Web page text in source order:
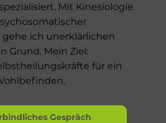
Mit Kinesiologie
ich unerklärlichen
Grund. Mein Ziel:
für ein
Gespräch